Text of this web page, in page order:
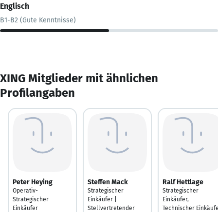
Englisch
B1-B2 (Gute Kenntnisse)
XING Mitglieder mit ähnlichen
Profilangaben
Peter Heying
Operativ-
Strategischer
Einkäufer
Steffen Mack
Strategischer
Einkäufer |
Stellvertretender
Ralf Hettlage
Strategischer
Einkäufer,
Technischer